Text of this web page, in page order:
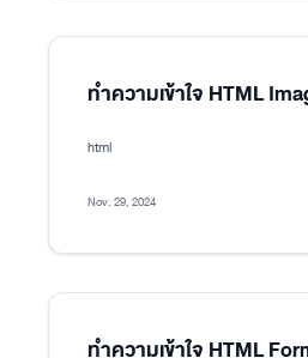
ทำความเข้าใจ HTML
html
Nov. 29, 2024
ทำความเข้าใจ HTML